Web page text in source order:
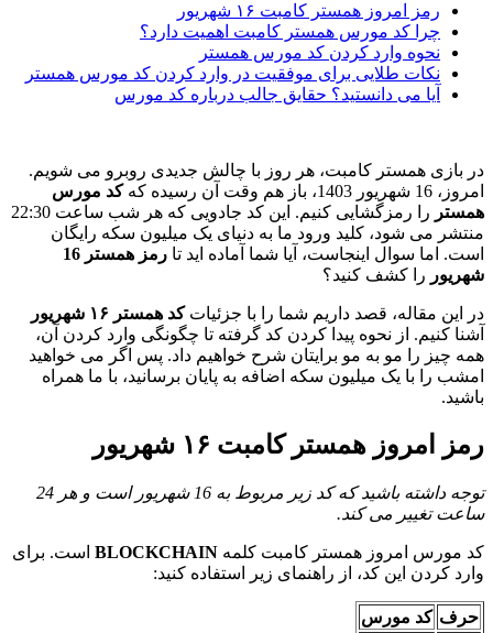
رمز امروز همستر کامبت ۱۶ شهریور
چرا کد مورس همستر کامبت اهمیت دارد؟
نحوه وارد کردن کد مورس همستر
نکات طلایی برای موفقیت در وارد کردن کد مورس همستر
آیا می دانستید؟ حقایق جالب درباره کد مورس
در بازی همستر کامبت، هر روز با چالش جدیدی روبرو می شویم.
امروز، 16 شهریور 1403، باز هم وقت آن رسیده که
کد مورس
همستر
را رمزگشایی کنیم. این کد جادویی که هر شب ساعت 22:30
منتشر می شود، کلید ورود ما به دنیای یک میلیون سکه رایگان
است. اما سوال اینجاست، آیا شما آماده اید تا
رمز همستر 16
شهریور را کشف کنید؟
در این مقاله، قصد داریم شما را با جزئیاتکد همستر ۱۶ شهریور
آشنا کنیم. از نحوه پیدا کردن کد گرفته تا چگونگی وارد کردن آن،
همه چیز را مو به مو برایتان شرح خواهیم داد. پس اگر می خواهید
امشب را با یک میلیون سکه اضافه به پایان برسانید، با ما همراه
باشید.
رمز امروز همستر کامبت ۱۶ شهریور
توجه داشته باشید که کد زیر مربوط به 16 شهریور است و هر 24
ساعت تغییر می کند.
کد مورس امروز همستر کامبت کلمه BLOCKCHAIN است. برای
وارد کردن این کد، از راهنمای زیر استفاده کنید:
حرف کد مورس